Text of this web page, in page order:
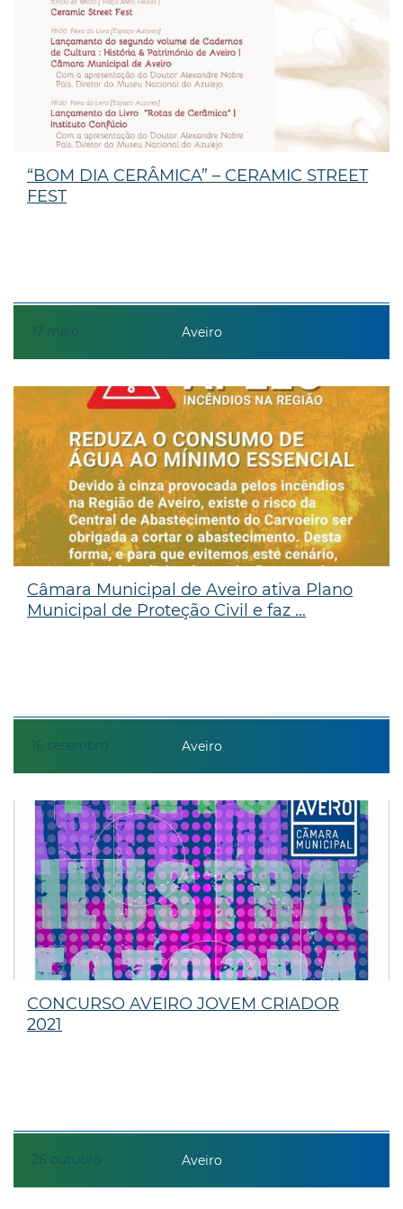
17 maio
“BOM DIA CERÂMICA” – CERAMIC STREET
FEST
Aveiro
16 setembro
Câmara Municipal de Aveiro ativa Plano
Municipal de Proteção Civil e faz ...
Aveiro
26 outubro
CONCURSO AVEIRO JOVEM CRIADOR
2021
Aveiro